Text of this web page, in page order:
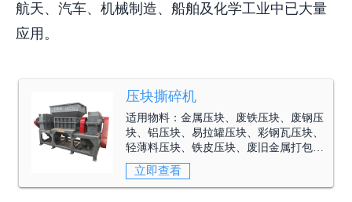
航天、汽车、机械制造、船舶及化学工业中已大量
应用。
压块撕碎机
适用物料：金属压块、废铁压块、废钢压
块、铝压块、易拉罐压块、彩钢瓦压块、
轻薄料压块、铁皮压块、废旧金属打包
块。
立即查看